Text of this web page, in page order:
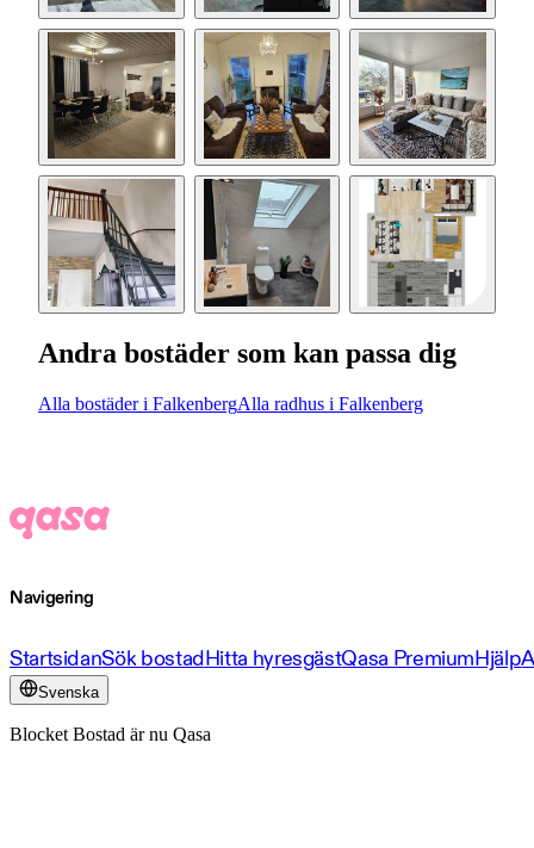
Andra bostäder som kan passa dig
Alla bostäder i FalkenbergAlla radhus i Falkenberg
Navigering
StartsidanSök bostadHitta hyresgästQasa PremiumHjälp
Svenska
Blocket Bostad är nu Qasa